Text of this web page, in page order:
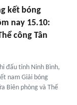
kết bóng
nay 15.10:
công Tân
đấu tỉnh Ninh Bình,
nam Giải bóng
Biên phòng và Thể